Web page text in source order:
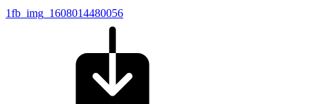
1fb_img_1608014480056